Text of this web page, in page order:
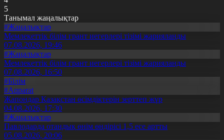
5
Танымал жаңалықтар
#Жаңалықтар
Мемлекеттік білім грант иегерлері тізімі жарияланды
07.08.2026, 19:46
#Жаңалықтар
Мемлекеттік білім грант иегерлері тізімі жарияланды
07.08.2026, 16:50
#Білім
#Aqparat
Жапондар Қазақстан өсімдіктерін зерттеп жүр
04.08.2026, 17:30
#Жаңалықтар
Павлодарда отандық өнім өндірісі 1,5 есе артты
05.08.2026, 20:06